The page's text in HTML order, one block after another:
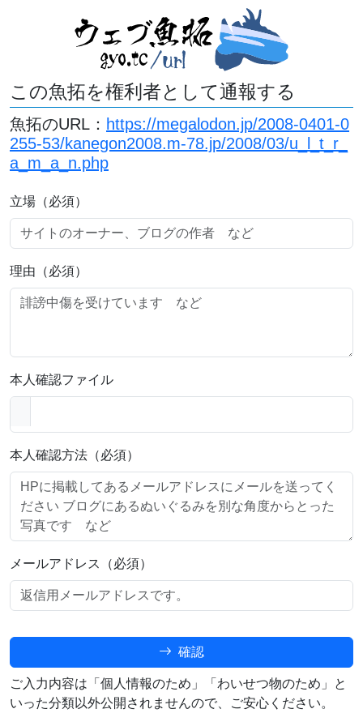
この魚拓を権利者として通報する
魚拓のURL： https://megalodon.jp/2008-0401-0
255-53/kanegon2008.m-78.jp/2008/03/u_l_t_r_
a_m_a_n.php
立場（必須）
理由（必須）
本人確認ファイル
本人確認方法（必須）
メールアドレス（必須）
確認
ご入力内容は「個人情報のため」「わいせつ物のため」と
いった分類以外公開されませんので、ご安心ください。